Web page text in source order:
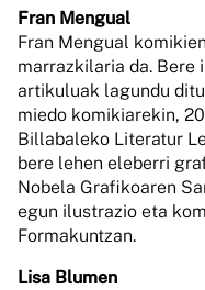
Fran Mengual
Fran Mengual
marrazkilaria da. Bere
artikuluak lagundu
miedo komikiarekin,
Billabaleko Literatur
bere lehen eleberri
Nobela Grafikoaren
egun ilustrazio eta
Formakuntzan.
Lisa Blumen